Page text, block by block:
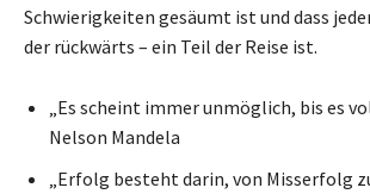
Schwierigkeiten gesäumt ist und dass
der rückwärts – ein Teil der Reise ist.
„Es scheint immer unmöglich, bis es
Nelson Mandela
„Erfolg besteht darin, von Misserfolg